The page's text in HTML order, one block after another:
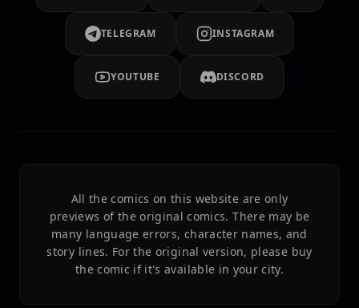
TELEGRAM INSTAGRAM
YOUTUBE DISCORD
All the comics on this website are only
previews of the original comics. There may be
many language errors, character names, and
story lines. For the original version, please buy
the comic if it's available in your city.